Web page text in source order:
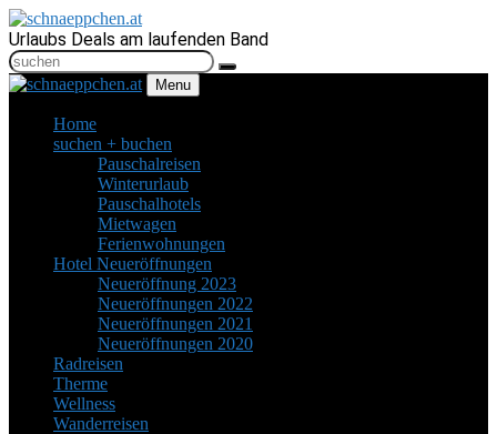
Urlaubs Deals am laufenden Band
Menu
Home
suchen + buchen
Pauschalreisen
Winterurlaub
Pauschalhotels
Mietwagen
Ferienwohnungen
Hotel Neueröffnungen
Neueröffnung 2023
Neueröffnungen 2022
Neueröffnungen 2021
Neueröffnungen 2020
Radreisen
Therme
Wellness
Wanderreisen